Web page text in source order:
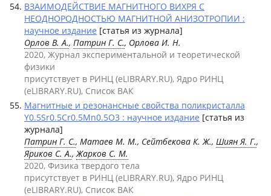
ВЗАИМОДЕЙСТВИЕ МАГНИТНОГО ВИХРЯ С
НЕОДНОРОДНОСТЬЮ МАГНИТНОЙ АНИЗОТРОПИИ :
научное издание [статья из журнала]
Орлов В. А., Патрин Г. С., Орлова И. Н.
2020, Журнал экспериментальной и теоретической
физики
присутствует в РИНЦ (eLIBRARY.RU), Ядро РИНЦ
(eLIBRARY.RU), Список ВАК
Магнитные и резонансные свойства поликристалла
Y0.5Sr0.5Cr0.5Mn0.5O3 : научное издание [статья из
журнала]
Патрин Г. С., Матаев М. М., Сейтбекова К. Ж., Шиян Я. Г.,
Яриков С. А.,Жарков С. М.
2020, Физика твердого тела
присутствует в РИНЦ (eLIBRARY.RU), Ядро РИНЦ
(eLIBRARY.RU), Список ВАК